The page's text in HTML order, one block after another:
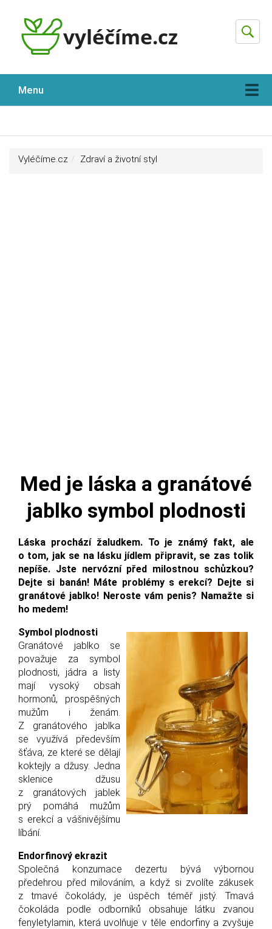
Hledat
Menu
Vyléčíme.cz Zdraví a životní styl
Med je láska a granátové
jablko symbol plodnosti
Láska prochází žaludkem. To je známý fakt, ale
o tom, jak se na lásku jídlem připravit, se zas tolik
nepíše. Jste nervózní před milostnou schůzkou?
Dejte si banán! Máte problémy s erekcí? Dejte si
granátové jablko! Neroste vám penis? Namažte si
ho medem!
Symbol plodnosti
Granátové jablko se
považuje za symbol
plodnosti, jádra a listy
mají vysoký obsah
hormonů, prospěšných
mužům i ženám.
Z granátového jablka
se využívá především
šťáva, ze které se dělají
koktejly a džusy. Jedna
sklenice džusu
z granátových jablek
prý pomáhá mužům
s erekcí a vášnivějšímu
líbání.
Endorfinový ekrazit
Společná konzumace dezertu bývá výbornou
předehrou před milováním, a když si zvolíte zákusek
z tmavé čokolády, je úspěch téměř jistý. Tmavá
čokoláda podle odborníků obsahuje látku zvanou
fenyletylamin, která uvolňuje v těle endorfiny a zvyšuje